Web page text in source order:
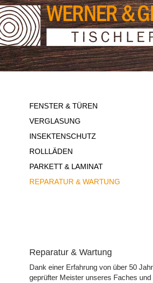
FENSTER & TÜREN
VERGLASUNG
INSEKTENSCHUTZ
ROLLLÄDEN
PARKETT & LAMINAT
REPARATUR & WARTUNG
Reparatur & Wartung
Dank einer Erfahrung von über 50
geprüfter Meister unseres Faches und